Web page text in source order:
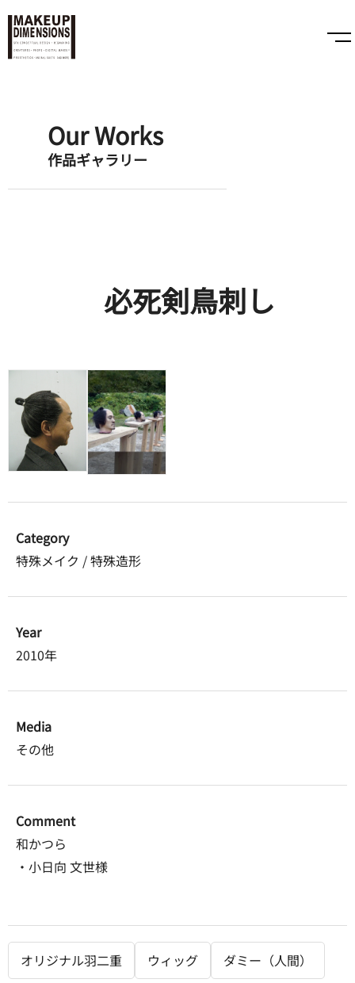
Our Works
作品ギャラリー
必死剣鳥刺し
Category
特殊メイク / 特殊造形
Year
2010年
Media
その他
Comment
和かつら
・小日向 文世様
オリジナル羽二重 ウィッグ ダミー（人間）